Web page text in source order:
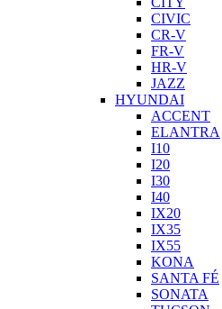
CIVIC
CR-V
FR-V
HR-V
JAZZ
HYUNDAI
ACCENT
ELANTRA
I10
I20
I30
I40
IX20
IX35
IX55
KONA
SANTA FÉ
SONATA